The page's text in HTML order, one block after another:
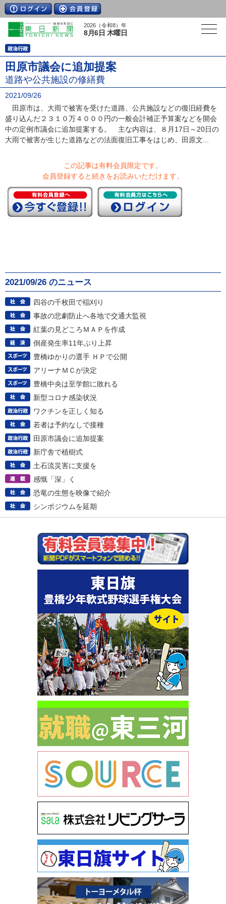
2026（令和8）年
8月6日 木曜日
田原市議会に追加提案
道路や公共施設の修繕費
2021/09/26
田原市は、大雨で被害を受けた道路、公共施設などの復旧経費を
盛り込んだ２３１０万４０００円の一般会計補正予算案などを開会
中の定例市議会に追加提案する。 主な内容は、８月17日～20日の
大雨で被害が生じた道路などの法面復旧工事をはじめ、田原文...
この記事は有料会員限定です。
会員登録すると続きをお読みいただけます。
2021/09/26 のニュース
四谷の千枚田で稲刈り
事故の悲劇防止へ各地で交通大監視
紅葉の見どころＭＡＰを作成
倒産発生率11年ぶり上昇
豊橋ゆかりの選手 ＨＰで公開
アリーナＭＣが決定
豊橋中央は至学館に敗れる
新型コロナ感染状況
ワクチンを正しく知る
若者は予約なしで接種
田原市議会に追加提案
新庁舎で植樹式
土石流災害に支援を
感慨「深」く
恐竜の生態を映像で紹介
シンポジウムを延期